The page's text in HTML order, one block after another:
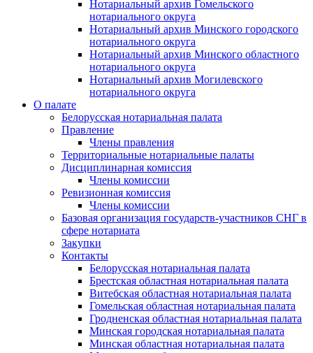
Нотариальный архив Гомельского
нотариального округа
Нотариальный архив Минского городского
нотариального округа
Нотариальный архив Минского областного
нотариального округа
Нотариальный архив Могилевского
нотариального округа
О палате
Белорусская нотариальная палата
Правление
Члены правления
Территориальные нотариальные палаты
Дисциплинарная комиссия
Члены комиссии
Ревизионная комиссия
Члены комиссии
Базовая организация государств-участников СНГ в
сфере нотариата
Закупки
Контакты
Белорусская нотариальная палата
Брестская областная нотариальная палата
Витебская областная нотариальная палата
Гомельская областная нотариальная палата
Гродненская областная нотариальная палата
Минская городская нотариальная палата
Минская областная нотариальная палата